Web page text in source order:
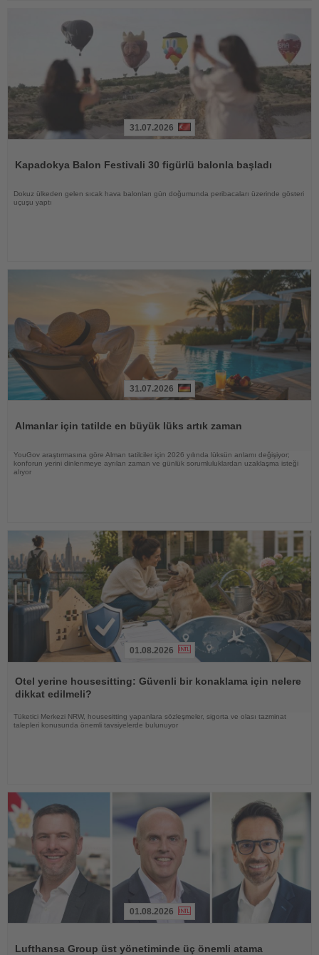
31.07.2026
Kapadokya Balon Festivali 30 figürlü balonla başladı
Dokuz ülkeden gelen sıcak hava balonları gün doğumunda peribacaları üzerinde gösteri
uçuşu yaptı
31.07.2026
Almanlar için tatilde en büyük lüks artık zaman
YouGov araştırmasına göre Alman tatilciler için 2026 yılında lüksün anlamı değişiyor;
konforun yerini dinlenmeye ayrılan zaman ve günlük sorumluluklardan uzaklaşma isteği
alıyor
Oku
01.08.2026
Otel yerine housesitting: Güvenli bir konaklama için nelere
dikkat edilmeli?
Tüketici Merkezi NRW, housesitting yapanlara sözleşmeler, sigorta ve olası tazminat
talepleri konusunda önemli tavsiyelerde bulunuyor
01.08.2026
Lufthansa Group üst yönetiminde üç önemli atama